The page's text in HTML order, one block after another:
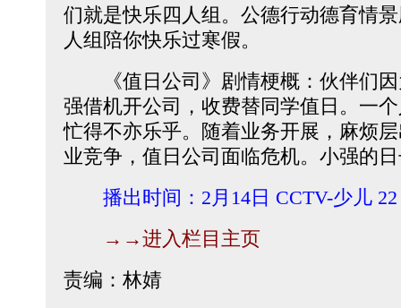
们就是快乐四人组。公德行动德育情
人组陪你快乐过寒假。
《值日公司》剧情梗概：伙伴们因
强借机开公司，收费替同学值日。一
忙得不亦乐乎。随着业务开展，麻烦
业竞争，值日公司面临危机。小强的
播出时间：2月14日 CCTV-少儿
→→进入栏目主页
责编：林婧